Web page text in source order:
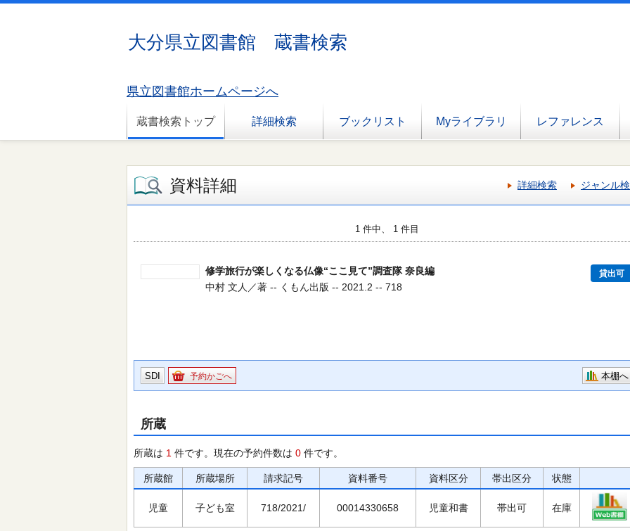
大分県立図書館 蔵書検索
県立図書館ホームページへ
蔵書検索トップ 詳細検索 ブックリスト Myライブラリ レファレンス
資料詳細 詳細検索 ジャンル
1 件中、 1 件目
修学旅行が楽しくなる仏像“ここ見て”調査隊 奈良編 貸出可
中村 文人／著 -- くもん出版 -- 2021.2 -- 718
SDI 予約かごへ 本棚へ
所蔵
所蔵は 1 件です。現在の予約件数は 0 件です。
所蔵館 所蔵場所 請求記号 資料番号 資料区分 帯出区分 状態
児童 子ども室 718/2021/ 00014330658 児童和書 帯出可 在庫